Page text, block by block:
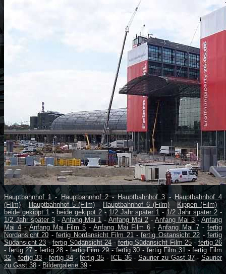
Hauptbahnhof 1 - Hauptbahnhof 2- Hauptbahnhof 3 - Hauptbahnhof 4
(Film)- Hauptbahnhof 5 (Film) -Hauptbahnhof 6 (Film)-Kippen (Film) -
beide gekippt 1- beide gekippt 2- 1/2 Jahr später 1 -1/2 Jahr später 2 -
1/2 Jahr später 3 -Anfang Mai 1- Anfang Mai 2- Anfang Mai 3-Anfang
Mai 4- Anfang Mai Film 5 -Anfang Mai Film 6-Anfang Mai 7-fertig
Nordansicht 20 -fertig Nordansicht Film 21-fertig Ostansicht 22 -fertig
Südansicht 23 -fertig Südansicht 24-fertig Südansicht Film 25- fertig 26
-fertig 27- fertig 28 - fertig Film 29-fertig 30-fertig Film 31 -fertig Film
32 -fertig 33 - fertig 34-fertig 35 - ICE 36-Saurier zu Gast 37-Saurier
zu Gast 38 - Bildergalerie 39 -